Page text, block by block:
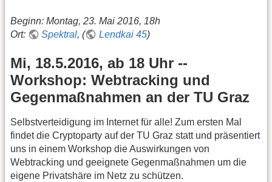
Beginn: Montag, 23. Mai 2016, 18h
Ort:
Spektral, ( Lendkai 45)
Mi, 18.5.2016, ab 18 Uhr --
Workshop: Webtracking und
Gegenmaßnahmen an der TU Graz
Selbstverteidigung im Internet für alle! Zum ersten Mal
findet die Cryptoparty auf der TU Graz statt und präsentiert
uns in einem Workshop die Auswirkungen von
Webtracking und geeignete Gegenmaßnahmen um die
eigene Privatshäre im Netz zu schützen.